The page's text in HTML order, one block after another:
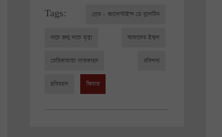
Tags: প্রেম - ভ্যালেন্টাইন্স ডে বুলেটিন
নাচে জন্ম নাচে মৃত্যু আমাদের ইস্কুল
মেরিকামায়া সাতকাহন রবিশস্য
ছবিমহল ফিচার